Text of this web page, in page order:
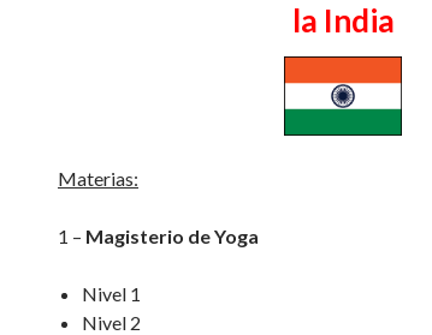
la India
Materias:
1 – Magisterio de Yoga
Nivel 1
Nivel 2